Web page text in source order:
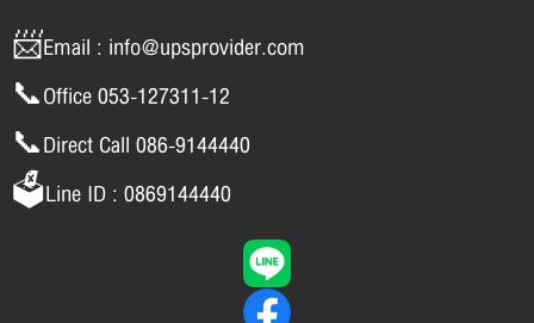
📨Email : info@upsprovider.com
📞Office 053-127311-12
📞Direct Call 086-9144440
🗳️Line ID : 0869144440